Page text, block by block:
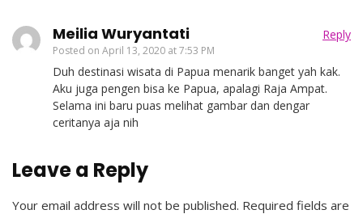
Meilia Wuryantati
Posted on April 13, 2020 at 7:53 PM
Reply
Duh destinasi wisata di Papua menarik banget yah kak.
Aku juga pengen bisa ke Papua, apalagi Raja Ampat.
Selama ini baru puas melihat gambar dan dengar
ceritanya aja nih
Leave a Reply
Your email address will not be published. Required fields are